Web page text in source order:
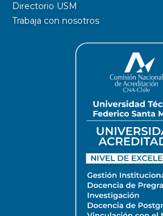
Directorio USM
Trabaja con nosotros